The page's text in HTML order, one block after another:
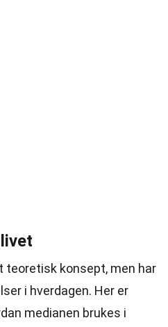
teoretisk konsept, men har
i hverdagen. Her er
medianen brukes i